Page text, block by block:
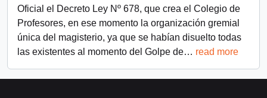
Oficial el Decreto Ley Nº 678, que crea el Colegio de
Profesores, en ese momento la organización gremial
única del magisterio, ya que se habían disuelto todas
las existentes al momento del Golpe de… read more